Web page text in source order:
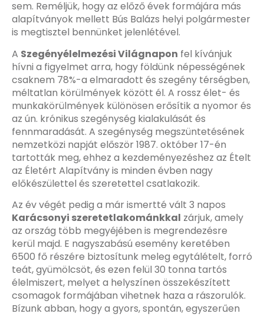
sem. Reméljük, hogy az előző évek formájára más
alapítványok mellett Bús Balázs helyi polgármester
is megtisztel bennünket jelenlétével.
A Szegényélelmezési Világnapon fel kívánjuk
hívni a figyelmet arra, hogy földünk népességének
csaknem 78%-a elmaradott és szegény térségben,
méltatlan körülmények között él. A rossz élet- és
munkakörülmények különösen erősítik a nyomor és
az ún. krónikus szegénység kialakulását és
fennmaradását. A szegénység megszüntetésének
nemzetközi napját először 1987. október 17-én
tartották meg, ehhez a kezdeményezéshez az Ételt
az Életért Alapítvány is minden évben nagy
előkészülettel és szeretettel csatlakozik.
Az év végét pedig a már ismertté vált 3 napos
Karácsonyi szeretetlakománkkal zárjuk, amely
az ország több megyéjében is megrendezésre
kerül majd. E nagyszabású esemény keretében
6500 fő részére biztosítunk meleg egytálételt, forró
teát, gyümölcsöt, és ezen felül 30 tonna tartós
élelmiszert, melyet a helyszínen összekészített
csomagok formájában vihetnek haza a rászorulók.
Bízunk abban, hogy a gyors, spontán, egyszerűen